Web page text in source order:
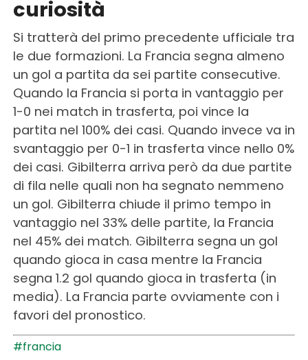
curiosità
Si tratterà del primo precedente ufficiale tra
le due formazioni. La Francia segna almeno
un gol a partita da sei partite consecutive.
Quando la Francia si porta in vantaggio per
1-0 nei match in trasferta, poi vince la
partita nel 100% dei casi. Quando invece va in
svantaggio per 0-1 in trasferta vince nello 0%
dei casi. Gibilterra arriva però da due partite
di fila nelle quali non ha segnato nemmeno
un gol. Gibilterra chiude il primo tempo in
vantaggio nel 33% delle partite, la Francia
nel 45% dei match. Gibilterra segna un gol
quando gioca in casa mentre la Francia
segna 1.2 gol quando gioca in trasferta (in
media). La Francia parte ovviamente con i
favori del pronostico.
#francia